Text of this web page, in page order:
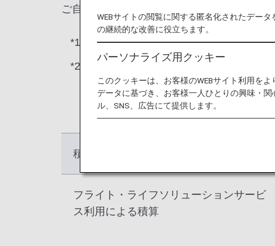
ご自身のグループごとの保有マイルは
*1.
ライフソリューションサービスとは
*2.
一部のキャンペーンではグループ1（
ペーンのウェブサイトでご案内いたし
積算事由
フライト・ライフソリューションサービ
ス利用による積算
WEBサイトの閲覧に関する匿名化されたデー
の継続的な改善に役立ちます。
パーソナライズ用クッキー
このクッキーは、お客様のWEBサイト利用を
データに基づき、お客様一人ひとりの興味・
ル、SNS、広告にて提供します。